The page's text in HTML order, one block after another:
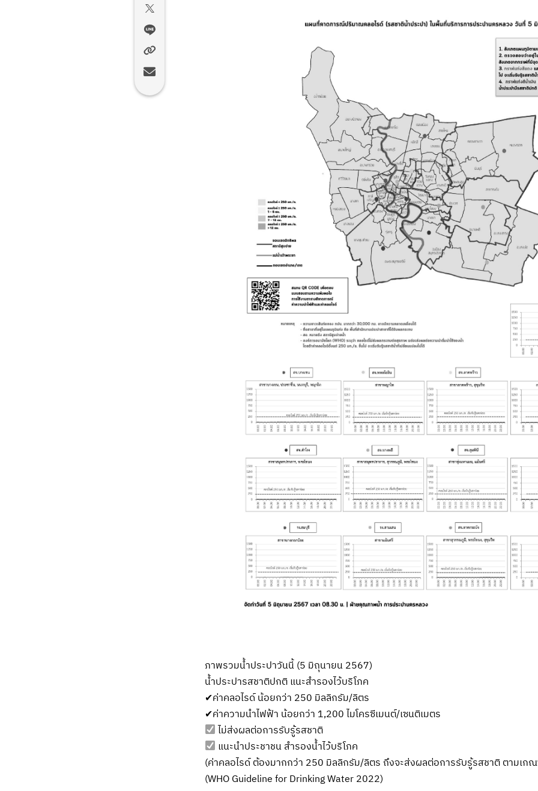
ภาพรวมน้ำประปาวันนี้ (5 มิถุนายน 2567)
น้ำประปารสชาติปกติ แนะสำรองไว้บริโภค
✔ค่าคลอไรด์ น้อยกว่า 250 มิลลิกรัม/ลิตร
✔ค่าความนำไฟฟ้า น้อยกว่า 1,200 ไมโครซีเมนต์/เซนติเมตร
ไม่ส่งผลต่อการรับรู้รสชาติ
แนะนำประชาชน สำรองน้ำไว้บริโภค
(ค่าคลอไรด์ ต้องมากกว่า 250 มิลลิกรัม/ลิตร ถึงจะส่งผลต่อการรับรู้รสชาติ ตามเก
(WHO Guideline for Drinking Water 2022)